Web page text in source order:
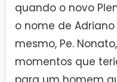
quando o novo
o nome de Adriano
mesmo, Pe.
momentos que